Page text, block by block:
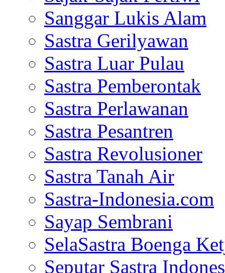
Sanggar Lukis Alam
Sastra Gerilyawan
Sastra Luar Pulau
Sastra Pemberontak
Sastra Perlawanan
Sastra Pesantren
Sastra Revolusioner
Sastra Tanah Air
Sastra-Indonesia.com
Sayap Sembrani
SelaSastra Boenga
Seputar Sastra